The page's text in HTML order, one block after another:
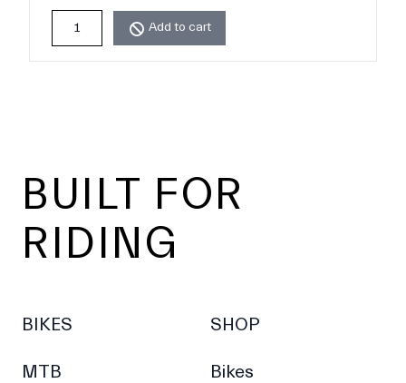
Add to cart
BUILT FOR
RIDING
BIKES
MTB
SHOP
Bikes